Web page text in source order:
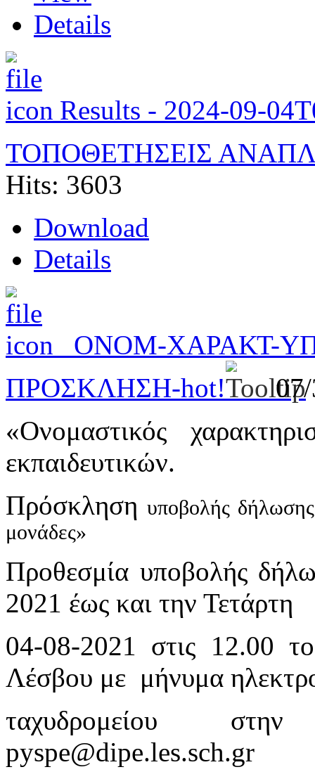
Details
Results - 2024-09-
ΤΟΠΟΘΕΤΗΣΕΙΣ
Hits: 3603
Download
Details
_ΟΝΟΜ-ΧΑΡΑΚΤ-
ΠΡΟΣΚΛΗΣΗ-hot!
«Ονομαστικός
εκπαιδευτικών.
Πρόσκλησηυποβολής
μονάδες»
Προθεσμία υποβολής
2021 έως και την Τετάρτη
04-08-2021 στις 12.00
Λέσβου με μήνυμα
ταχυδρομείου
pyspe@dipe.les.sch.gr